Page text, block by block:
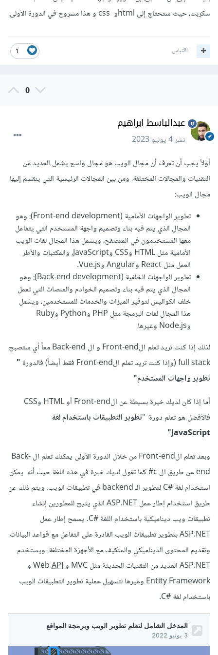
سكربت، حيث ستحتاج إلى htmlو css و هذا مشروح في الدورة الأولى.
1 اقتباس
0
عبدالباسط ابراهيم
نشر4 يوليو 2023
أولاً يجب أن تعرف أن مجال الويب هو مجال واسع يشمل العديد من
التقنيات والمجالات المختلفة. ومن بين المجالات الرئيسية التي ينقسم إليها
مجال الويب:
تطوير الواجهات الأمامية (Front-end development): وهو
المجال الذي يتم فيه بناء وتصميم واجهة المستخدم التي يتفاعل
معها المستخدمون في المتصفح، ويشمل هذا المجال لغات الويب
الأمامية مثل HTML وCSS وJavaScript، والمكتبات والأطر
العمل مثل React وAngular وVue.js.
تطوير الواجهات الخلفية (Back-end development): وهو
المجال الذي يتم فيه بناء وتصميم الخوادم والمنصات التي تعمل
خلف الكواليس لتوفير الميزات والخدمات للمستخدمين، ويشمل
هذا المجال لغات البرمجة مثل PHP وPython وRuby
وNode.js وغيرها.
لذلك إذا كنت تريد تعلم الFront-end و ال Back-end معاً أي ستصبح
full stack (وإذا كنت تريد تعلم الFront-end فقط أيضاً) فالدورة
"
تطوير واجهات المستخدم"
أما إذا كان لديك خيرة بسيطة عن
الFront-end أو HTML وCSS
فالأفضل هو تعلم دورة "تطوير التطبيقات باستخدام لغة
JavaScript"
وبعد تعلم الFront-end من خلال الدورة الأولى يمكنك تعلم ال Back-
end عن طريق ال c# كما تقول لديك خبرة في هذه اللغة حيث أنه يمكن
استخدام لغة #C لتطوير الـ backend في تطبيقات الويب. ويتم ذلك عن
طريق استخدام إطار عمل ASP.NET الذي يتيح للمطورين إنشاء
تطبيقات ويب ديناميكية باستخدام اللغة #C. يسمح إطار عمل
ASP.NET بتطوير تطبيقات الويب القادرة على التفاعل مع قواعد البيانات
وتقديم المحتوى الديناميكي والمتكيف مع الأجهزة المختلفة. ويستخدم
ASP.NET العديد من التقنيات الحديثة مثل MVC و Web
API
و
Entity Framework وغيرها لتسهيل عملية تطوير التطبيقات الويب
باستخدام لغة #C.